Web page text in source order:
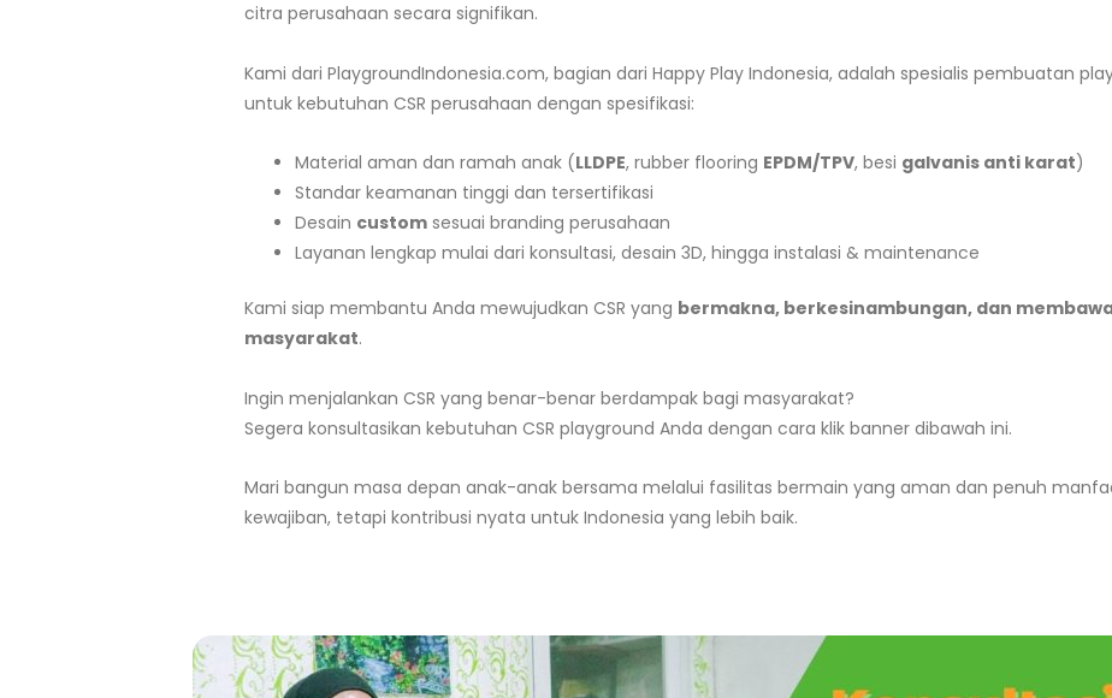
citra perusahaan secara signifikan.
Kami dari PlaygroundIndonesia.com, bagian dari Happy Play Indonesia, adalah spesialis pembuatan
untuk kebutuhan CSR perusahaan dengan spesifikasi:
Material aman dan ramah anak (LLDPE, rubber flooring EPDM/TPV, besi galvanis anti karat)
Standar keamanan tinggi dan tersertifikasi
Desain custom sesuai branding perusahaan
Layanan lengkap mulai dari konsultasi, desain 3D, hingga instalasi & maintenance
Kami siap membantu Anda mewujudkan CSR yang bermakna, berkesinambungan, dan
masyarakat.
Ingin menjalankan CSR yang benar-benar berdampak bagi masyarakat?
Segera konsultasikan kebutuhan CSR playground Anda dengan cara klik banner dibawah ini.
Mari bangun masa depan anak-anak bersama melalui fasilitas bermain yang aman dan penuh
kewajiban, tetapi kontribusi nyata untuk Indonesia yang lebih baik.